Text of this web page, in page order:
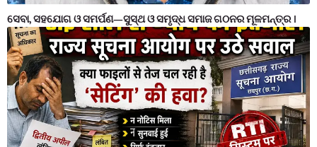
ସେବା, ସହଯୋଗ ଓ ସମର୍ପଣ—ସୁସ୍ଥ ଓ ସମୃଦ୍ଧ ସମାଜ ଗଠନର ମୂଳମନ୍ତ୍ର ।